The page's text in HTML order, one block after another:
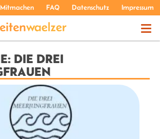
Mitmachen FAQ Datenschutz Impressum
THEMEN
PODCASTS
ÜBER UNS
DIE DREI